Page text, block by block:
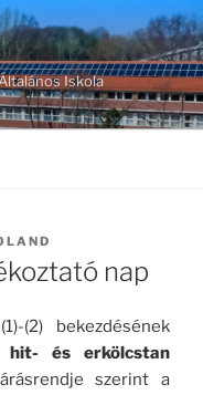
Iskola
nap
(2) bekezdésének
és erkölcstan
szerint a